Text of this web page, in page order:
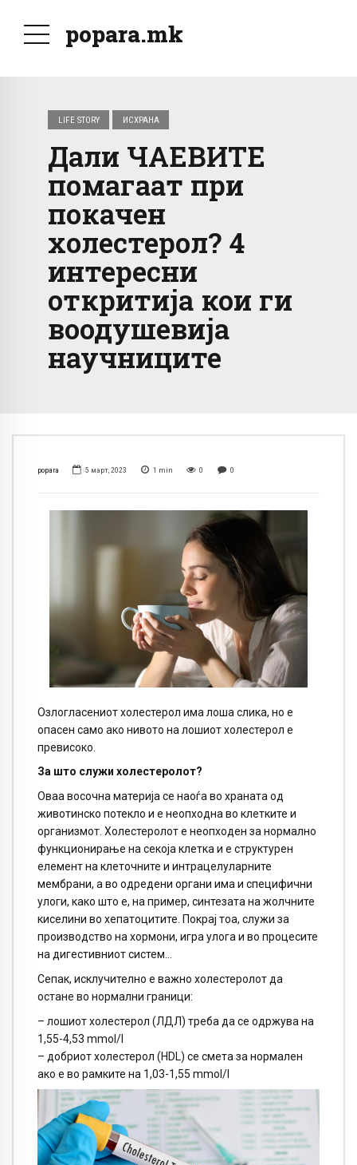
popara.mk
LIFE STORY ИСХРАНА
Дали ЧАЕВИТЕ
помагаат при
покачен
холестерол? 4
интересни
откритија кои ги
воодушевија
научниците
popara 5 март, 2023 1 min 0 0
Озлогласениот холестерол има лоша слика, но е
опасен само ако нивото на лошиот холестерол е
превисоко.
За што служи холестеролот?
Оваа восочна материја се наоѓа во храната од
животинско потекло и е неопходна во клетките и
организмот. Холестеролот е неопходен за нормално
функционирање на секоја клетка и е структурен
елемент на клеточните и интрацелуларните
мембрани, а во одредени органи има и специфични
улоги, како што е, на пример, синтезата на жолчните
киселини во хепатоцитите. Покрај тоа, служи за
производство на хормони, игра улога и во процесите
на дигестивниот систем…
Сепак, исклучително е важно холестеролот да
остане во нормални граници:
– лошиот холестерол (ЛДЛ) треба да се одржува на
1,55-4,53 mmol/l
– добриот холестерол (HDL) се смета за нормален
ако е во рамките на 1,03-1,55 mmol/l